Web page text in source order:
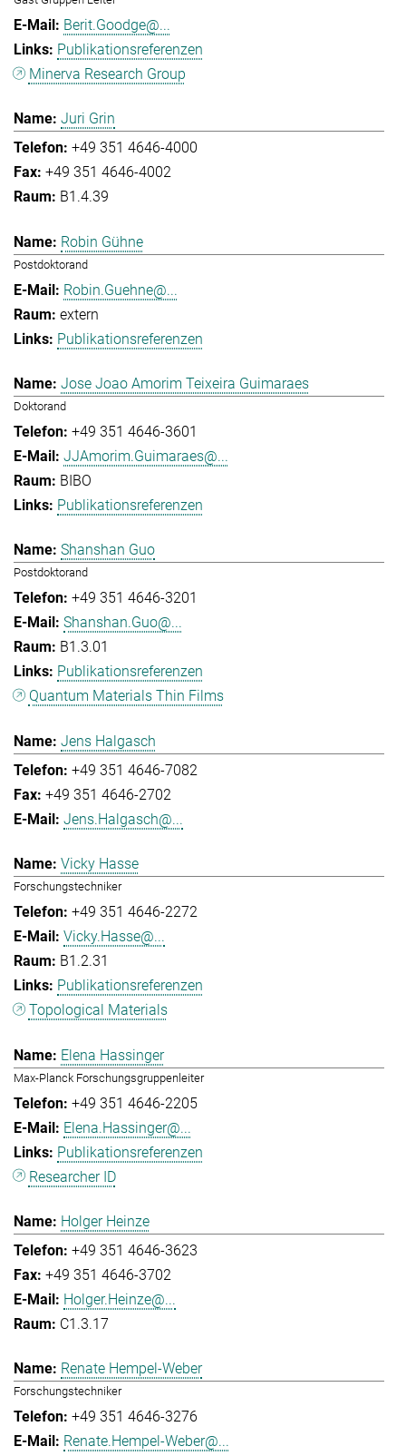
Berit.Goodge@...
Publikationsreferenzen
Minerva Research Group
Juri Grin
+49 351 4646-4000
+49 351 4646-4002
B1.4.39
Robin Gühne
Postdoktorand
Robin.Guehne@...
extern
Publikationsreferenzen
Jose Joao Amorim Teixeira Guimaraes
Doktorand
+49 351 4646-3601
JJAmorim.Guimaraes@...
BIBO
Publikationsreferenzen
Shanshan Guo
Postdoktorand
+49 351 4646-3201
Shanshan.Guo@...
B1.3.01
Publikationsreferenzen
Quantum Materials Thin Films
Jens Halgasch
+49 351 4646-7082
+49 351 4646-2702
Jens.Halgasch@...
Vicky Hasse
Forschungstechniker
+49 351 4646-2272
Vicky.Hasse@...
B1.2.31
Publikationsreferenzen
Topological Materials
Elena Hassinger
Max-Planck Forschungsgruppenleiter
+49 351 4646-2205
Elena.Hassinger@...
Publikationsreferenzen
Researcher ID
Holger Heinze
+49 351 4646-3623
+49 351 4646-3702
Holger.Heinze@...
C1.3.17
Renate Hempel-Weber
Forschungstechniker
+49 351 4646-3276
Renate.Hempel-Weber@...